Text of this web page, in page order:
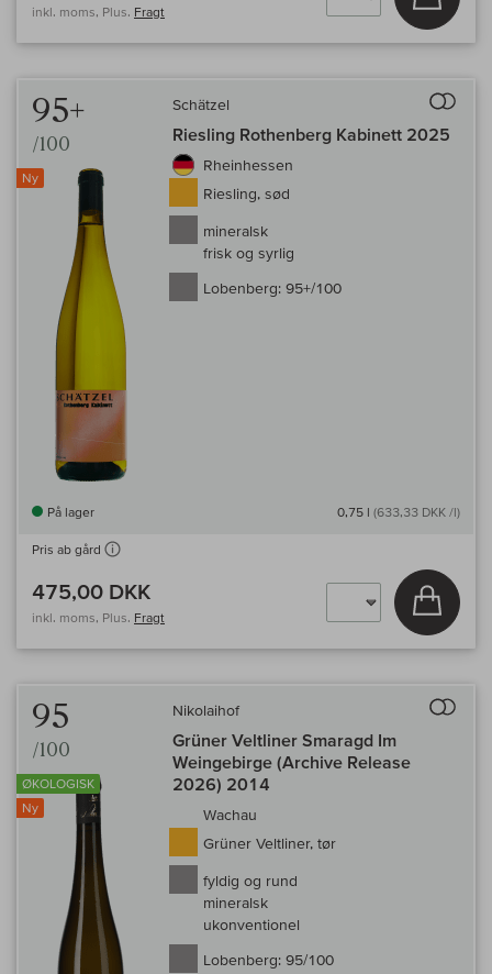
inkl. moms, Plus. Fragt
95+
/100
Ny
Schätzel
Riesling Rothenberg Kabinett 2025
Rheinhessen
Riesling, sød
mineralsk
frisk og syrlig
Lobenberg: 95+/100
På lager 0,75 l (633,33 DKK /l)
Pris ab gård
475,00 DKK
inkl. moms, Plus. Fragt
Læg i
95
/100
ØKOLOGISK
Ny
Nikolaihof
Grüner Veltliner Smaragd Im
Weingebirge (Archive Release
2026) 2014
Wachau
Grüner Veltliner, tør
fyldig og rund
mineralsk
ukonventionel
Lobenberg: 95/100